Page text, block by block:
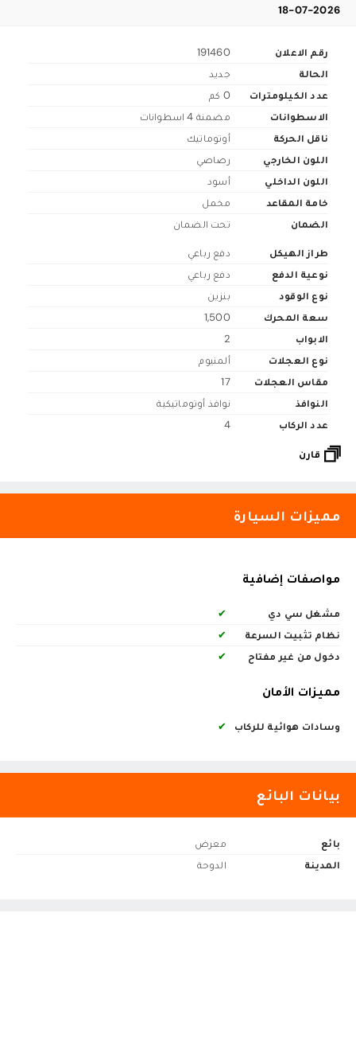
18-07-2026
رقم الاعلان
191460
الحالة
جديد
عدد الكيلومترات
0 كم
الاسطوانات
مضمنة 4 اسطوانات
ناقل الحركة
أوتوماتيك
اللون الخارجي
رصاصي
اللون الداخلي
أسود
خامة المقاعد
مخمل
الضمان
تحت الضمان
طراز الهيكل
دفع رباعي
نوعية الدفع
دفع رباعي
نوع الوقود
بنزين
سعة المحرك
1,500
الابواب
2
نوع العجلات
ألمنيوم
مقاس العجلات
17
النوافذ
نوافذ أوتوماتيكية
عدد الركاب
4
قارن
مميزات السيارة
مواصفات إضافية
مشغل سي دي
✔
نظام تثبيت السرعة
✔
دخول من غير مفتاح
✔
مميزات الأمان
وسادات هوائية للركاب ✔
بيانات البائع
بائع
معرض
المدينة
الدوحة